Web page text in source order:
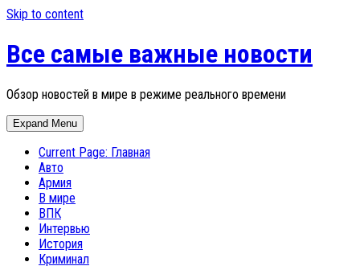
Skip to content
Все самые важные новости
Обзор новостей в мире в режиме реального времени
Expand Menu
Current Page: Главная
Авто
Армия
В мире
ВПК
Интервью
История
Криминал